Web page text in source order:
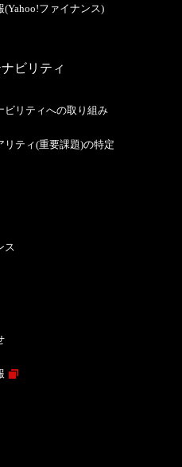
(Yahoo!ファイナンス)
ビリティ
ビリティへの取り組み
リティ(重要課題)の特定
ス